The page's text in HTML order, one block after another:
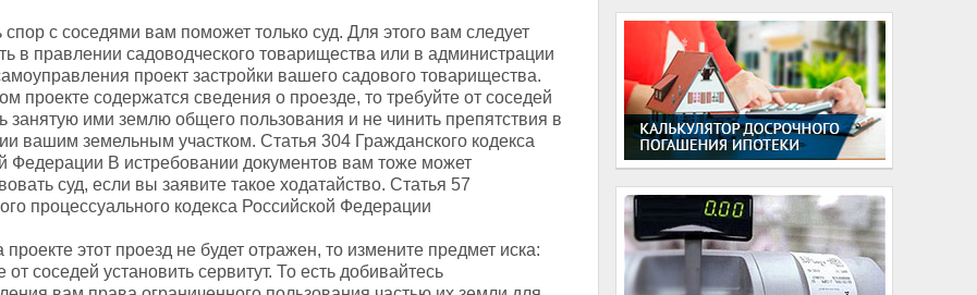
спор с соседями вам поможет только суд. Для этого вам следует
в правлении садоводческого товарищества или в администрации
проект застройки вашего садового товарищества.
проекте содержатся сведения о проезде, то требуйте от соседей
занятую ими землю общего пользования и не чинить препятствия в
вашим земельным участком. Статья 304 Гражданского кодекса
Федерации В истребовании документов вам тоже может
суд, если вы заявите такое ходатайство. Статья 57
процессуального кодекса Российской Федерации
этот проезд не будет отражен, то измените предмет иска:
от соседей установить сервитут. То есть добивайтесь